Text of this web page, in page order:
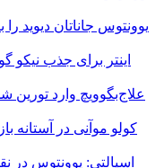
یوونتوس جاناتان دیوید
اینتر برای جذب
علاج‌بگوویچ وارد
کولو موآنی در
اسپالتی: یوونتوس در